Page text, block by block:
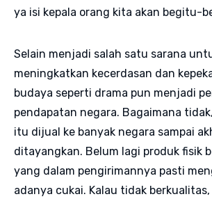
ya isi kepala orang kita akan begitu-
Selain menjadi salah satu sarana
meningkatkan kecerdasan dan
budaya seperti drama pun menjadi
pendapatan negara. Bagaimana
itu dijual ke banyak negara sampai
ditayangkan. Belum lagi produk fisik
yang dalam pengirimannya pasti
adanya cukai. Kalau tidak